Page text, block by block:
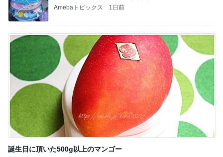
Amebaトピックス 1日前
誕生日に頂いた500g以上のマンゴー